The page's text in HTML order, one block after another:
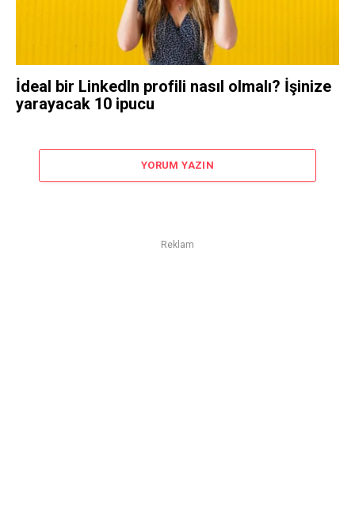
İdeal bir LinkedIn profili nasıl olmalı? İşinize
yarayacak 10 ipucu
YORUM YAZIN
Reklam